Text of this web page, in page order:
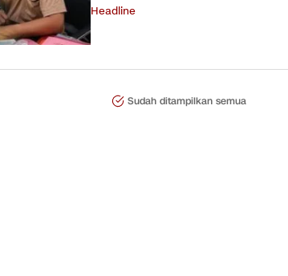
Headline
Sudah ditampilkan semua